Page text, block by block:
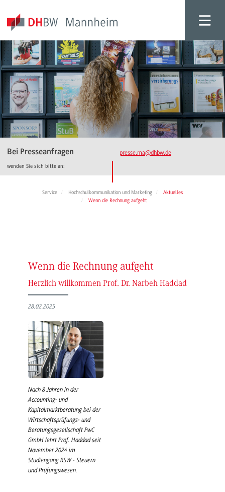
Bei Presseanfragen
wenden Sie sich bitte an:
presse.ma@dhbw.de
Service Hochschulkommunikation und Marketing
Aktuelles
Wenn die Rechnung aufgeht
Wenn die Rechnung aufgeht
Herzlich willkommen Prof. Dr. Narbeh Haddad
28.02.2025
Nach 8 Jahren in der
Accounting- und
Kapitalmarktberatung bei der
Wirtschaftsprüfungs- und
Beratungsgesellschaft PwC
GmbH lehrt Prof. Haddad seit
November 2024 im
Studiengang RSW - Steuern
und Prüfungswesen.